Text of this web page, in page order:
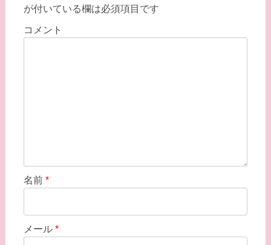
が付いている欄は必須項目です
コメント
名前 *
メール *